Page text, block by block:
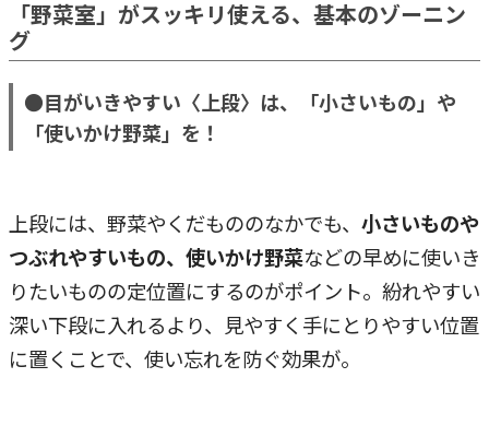
「野菜室」がスッキリ使える、基本のゾーニン
グ
●目がいきやすい〈上段〉は、「小さいもの」や
「使いかけ野菜」を！
上段には、野菜やくだもののなかでも、 小さいものや
つぶれやすいもの、使いかけ野菜などの早めに使いき
りたいものの定位置にするのがポイント。紛れやすい
深い下段に入れるより、見やすく手にとりやすい位置
に置くことで、使い忘れを防ぐ効果が。